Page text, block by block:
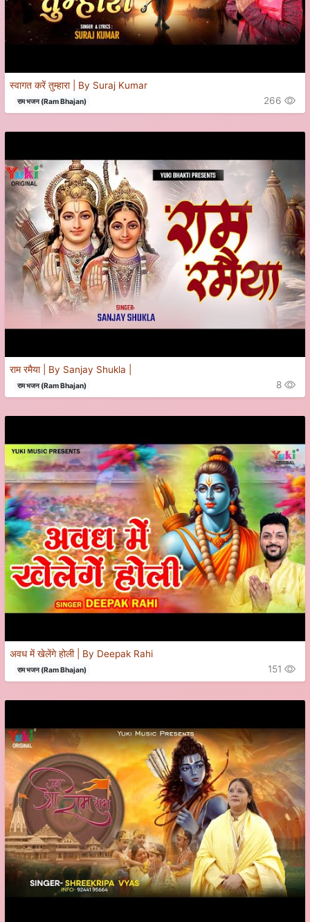
स्वागत करें तुम्हारा | By Suraj Kumar
राम भजन (Ram Bhajan) 266
राम रमैया | By Sanjay Shukla |
राम भजन (Ram Bhajan) 8
अवध में खेलेंगे होली | By Deepak Rahi
राम भजन (Ram Bhajan) 151